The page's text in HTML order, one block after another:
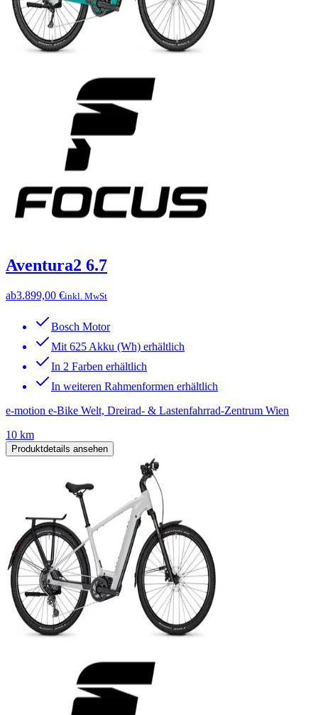
Aventura2 6.7
ab3.899,00 €inkl. MwSt
Bosch Motor
Mit 625 Akku (Wh) erhältlich
In 2 Farben erhältlich
In weiteren Rahmenformen erhältlich
e-motion e-Bike Welt, Dreirad- & Lastenfahrrad-Zentrum Wien
10 km
Produktdetails ansehen